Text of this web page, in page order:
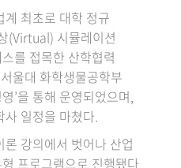
최초로 대학 정규
(Virtual) 시뮬레이션
를 접목한 산학협력
울대 화학생물공학부
’을 통해 운영되었으며,
사 일정을 마쳤다.
강의에서 벗어나 산업
프로그램으로 진행됐다.